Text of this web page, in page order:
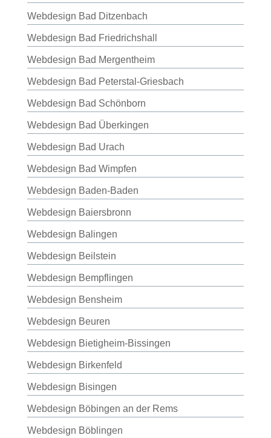
Webdesign Bad Ditzenbach
Webdesign Bad Friedrichshall
Webdesign Bad Mergentheim
Webdesign Bad Peterstal-Griesbach
Webdesign Bad Schönborn
Webdesign Bad Überkingen
Webdesign Bad Urach
Webdesign Bad Wimpfen
Webdesign Baden-Baden
Webdesign Baiersbronn
Webdesign Balingen
Webdesign Beilstein
Webdesign Bempflingen
Webdesign Bensheim
Webdesign Beuren
Webdesign Bietigheim-Bissingen
Webdesign Birkenfeld
Webdesign Bisingen
Webdesign Böbingen an der Rems
Webdesign Böblingen